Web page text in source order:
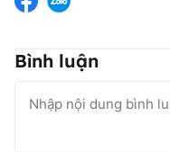
Bình luận